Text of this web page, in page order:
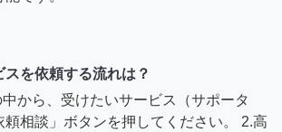
を依頼する流れは？
から、受けたいサービス（サポータ
頼相談」ボタンを押してください。 2.高